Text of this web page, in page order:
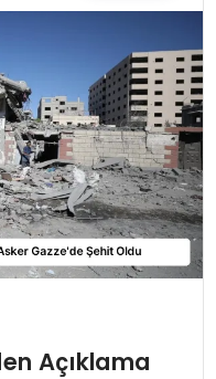
Açıklama